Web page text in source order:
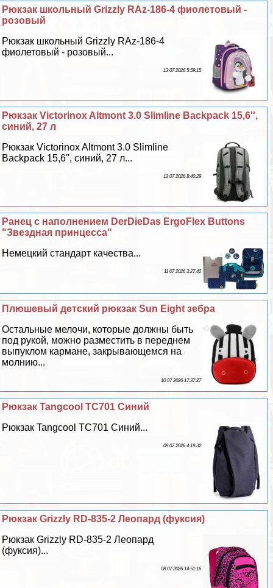
Рюкзак школьный Grizzly RAz-186-4 фиолетовый -
розовый
Рюкзак школьный Grizzly RAz-186-4
фиолетовый - розовый...
13 07 2026 5:59:15
Рюкзак Victorinox Altmont 3.0 Slimline Backpack 15,6'',
синий, 27 л
Рюкзак Victorinox Altmont 3.0 Slimline
Backpack 15,6'', синий, 27 л...
12 07 2026 8:40:29
Ранец с наполнением DerDieDas ErgoFlex Buttons
"Звездная принцесса"
Немецкий стандарт качества...
11 07 2026 3:27:42
Плюшевый детский рюкзак Sun Eight зебра
Остальные мелочи, которые должны быть
под рукой, можно разместить в переднем
выпуклом кармане, закрывающемся на
молнию...
10 07 2026 17:37:27
Рюкзак Tangcool TC701 Синий
Рюкзак Tangcool TC701 Синий...
09 07 2026 4:19:32
Рюкзак Grizzly RD-835-2 Леопард (фуксия)
Рюкзак Grizzly RD-835-2 Леопард
(фуксия)...
08 07 2026 14:51:16